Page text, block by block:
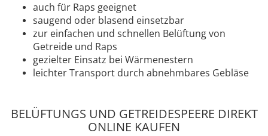
auch für Raps geeignet
saugend oder blasend einsetzbar
zur einfachen und schnellen Belüftung von
Getreide und Raps
gezielter Einsatz bei Wärmenestern
leichter Transport durch abnehmbares Gebläse
BELÜFTUNGS UND GETREIDESPEERE DIREKT
ONLINE KAUFEN